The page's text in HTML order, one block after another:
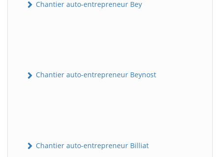
Chantier auto-entrepreneur Bey
Chantier auto-entrepreneur Beynost
Chantier auto-entrepreneur Billiat